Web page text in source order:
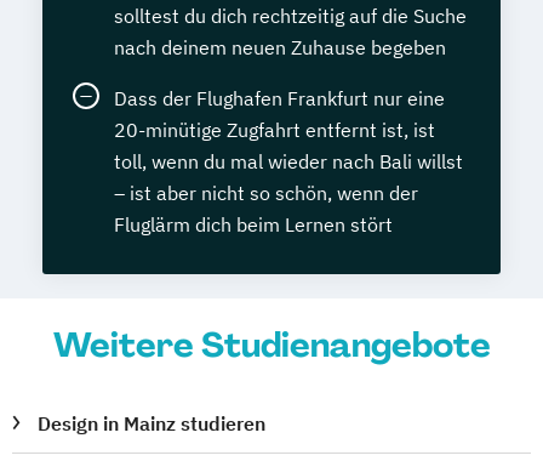
solltest du dich rechtzeitig auf die Suche
nach deinem neuen Zuhause begeben
Dass der Flughafen Frankfurt nur eine
20-minütige Zugfahrt entfernt ist, ist
toll, wenn du mal wieder nach Bali willst
– ist aber nicht so schön, wenn der
Fluglärm dich beim Lernen stört
Weitere Studienangebote
Design in Mainz studieren